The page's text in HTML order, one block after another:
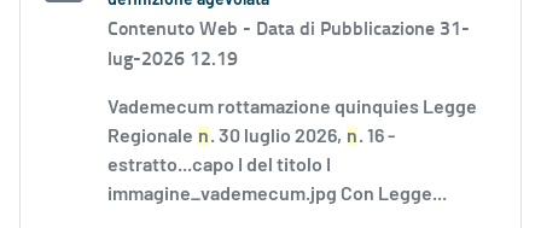
Contenuto Web - Data di Pubblicazione 31-
lug-2026 12.19
Vademecum rottamazione quinquies Legge
Regionale n. 30 luglio 2026, n. 16 -
estratto...capo I del titolo I
immagine_vademecum.jpg Con Legge...